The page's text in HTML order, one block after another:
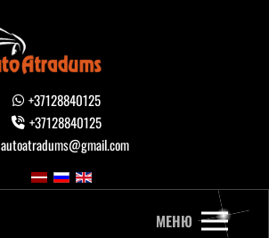
+37128840125
+37128840125
autoatradums@gmail.com
МЕНЮ